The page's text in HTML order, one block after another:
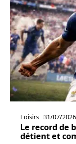
Loisirs 31/07/2026
Le record de
détient et